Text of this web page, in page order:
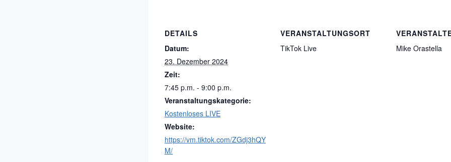
DETAILS
Datum:
23. Dezember 2024
Zeit:
7:45 p.m. - 9:00 p.m.
Veranstaltungskategorie:
Kostenloses LIVE
Website:
https://vm.tiktok.com/ZGdj3hQY
M/
VERANSTALTUNGSORT
TikTok Live
Mike Orastella